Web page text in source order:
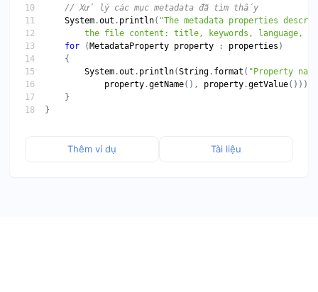
System .out . println(
the file content: title, keywords, language,
for ( MetadataProperty property : properties
System .out . println(String . format ( "Property
property .getName(), property .getValue
Thêm ví dụ Tài liệu